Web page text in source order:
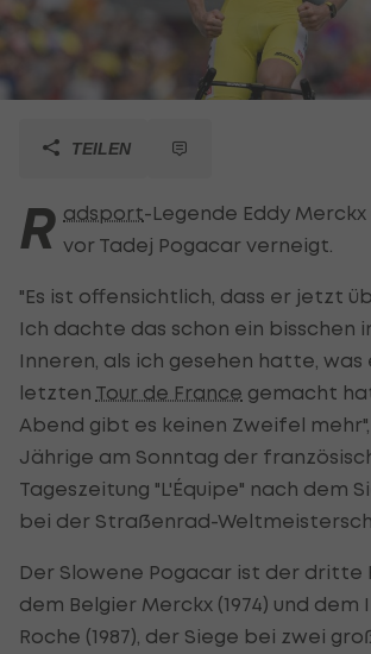
TEILEN
R adsport-Legende Eddy Merckx
vor Tadej Pogacar verneigt.
"Es ist offensichtlich, dass er jetzt
Ich dachte das schon ein bisschen
Inneren, als ich gesehen hatte,
letzten Tour de France gemacht
Abend gibt es keinen Zweifel
Jährige am Sonntag der
Tageszeitung "L'Équipe" nach dem
bei der Straßenrad-
Der Slowene Pogacar ist der dritte
dem Belgier Merckx (1974) und
Roche (1987), der Siege bei zwei